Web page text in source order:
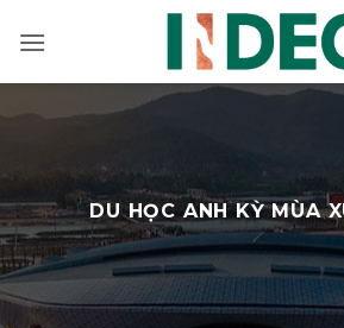
qua
DU HỌC ANH KỲ MÙA